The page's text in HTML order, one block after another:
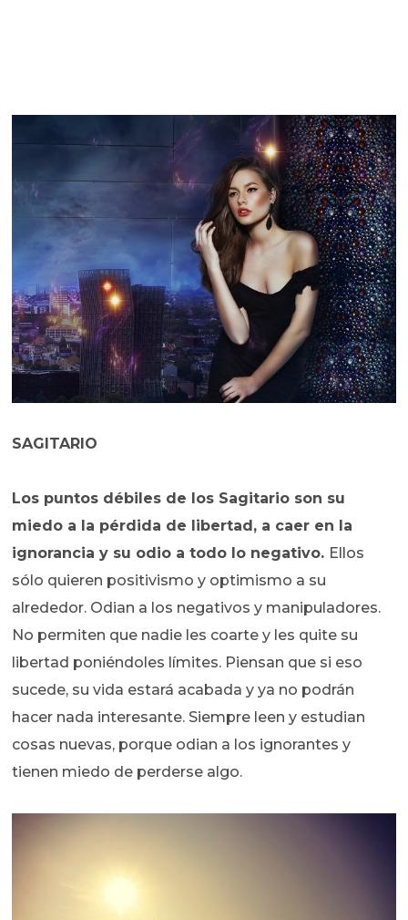
SAGITARIO
Los puntos débiles de los Sagitario son su
miedo a la pérdida de libertad, a caer en la
ignorancia y su odio a todo lo negativo. Ellos
sólo quieren positivismo y optimismo a su
alrededor. Odian a los negativos y manipuladores.
No permiten que nadie les coarte y les quite su
libertad poniéndoles límites. Piensan que si eso
sucede, su vida estará acabada y ya no podrán
hacer nada interesante. Siempre leen y estudian
cosas nuevas, porque odian a los ignorantes y
tienen miedo de perderse algo.